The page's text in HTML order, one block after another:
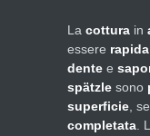
La cottura in
essere rapida
dente e
spätzle sono
superficie ,
completata .